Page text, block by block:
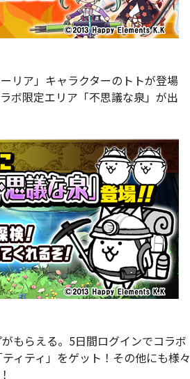
リア」キャラクターのトトが登場
ボ限定エリア「不思議な泉」が出
もらえる。5日間ログインでコラボ
ィティ」をゲット！その他にも様々